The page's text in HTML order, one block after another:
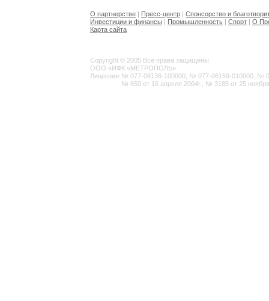
О партнерстве | Пресс-центр | Спонсорство и
Инвестиции и финансы | Промышленность | Спорт | О
Карта сайта
Copyright © 2005 Все права защищены
ООО «ИФК «МЕТРОПОЛЬ»
Лицензии: № 077-06136-100000, № 077-06159-010000, №
№ 650 от 16 апреля 2004г., № 3185 от 25